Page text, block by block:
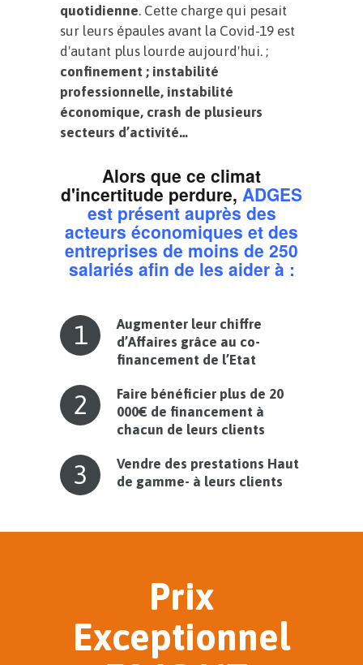
quotidienne. Cette charge qui pesait
sur leurs épaules avant la Covid-19 est
d'autant plus lourde aujourd'hui. ;
confinement ; instabilité
professionnelle, instabilité
économique, crash de plusieurs
secteurs d’activité…
Alors que ce climat
d'incertitude perdure, ADGES
est présent auprès des
acteurs économiques et des
entreprises de moins de 250
salariés afin de les aider à :
1
Augmenter leur chiffre
d’Affaires grâce au co-
financement de l’Etat
2
Faire bénéficier plus de 20
000€ de financement à
chacun de leurs clients
3
Vendre des prestations Haut
de gamme- à leurs clients
Prix
Exceptionnel